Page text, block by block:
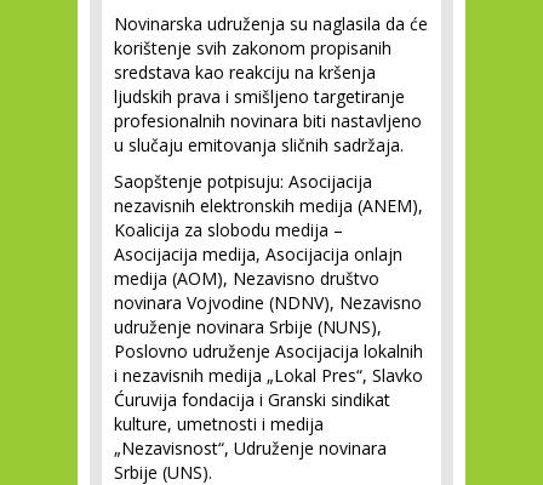
Novinarska udruženja su naglasila da će
korištenje svih zakonom propisanih
sredstava kao reakciju na kršenja
ljudskih prava i smišljeno targetiranje
profesionalnih novinara biti nastavljeno
u slučaju emitovanja sličnih sadržaja.
Saopštenje potpisuju: Asocijacija
nezavisnih elektronskih medija (ANEM),
Koalicija za slobodu medija –
Asocijacija medija, Asocijacija onlajn
medija (AOM), Nezavisno društvo
novinara Vojvodine (NDNV), Nezavisno
udruženje novinara Srbije (NUNS),
Poslovno udruženje Asocijacija lokalnih
i nezavisnih medija „Lokal Pres“, Slavko
Ćuruvija fondacija i Granski sindikat
kulture, umetnosti i medija
„Nezavisnost“, Udruženje novinara
Srbije (UNS).